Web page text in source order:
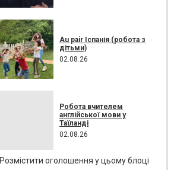
Au pair Іспанія (робота з
дітьми)
02.08.26
Робота вчителем
англійської мови у
Таїланді
02.08.26
Розмістити оголошення у цьому блоці